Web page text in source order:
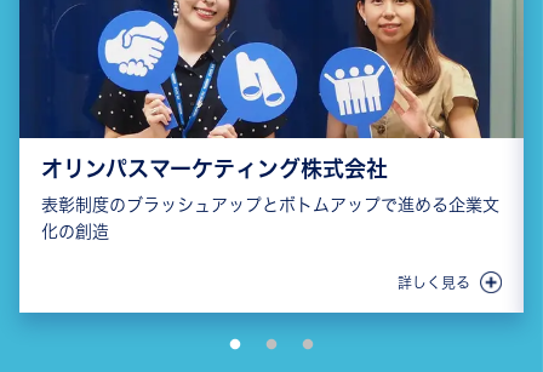
オリンパスマーケティング株式会社
表彰制度のブラッシュアップとボトムアップで進める企業文
化の創造
詳しく見る